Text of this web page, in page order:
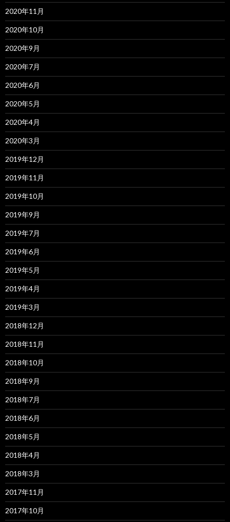
2020年11月
2020年10月
2020年9月
2020年7月
2020年6月
2020年5月
2020年4月
2020年3月
2019年12月
2019年11月
2019年10月
2019年9月
2019年7月
2019年6月
2019年5月
2019年4月
2019年3月
2018年12月
2018年11月
2018年10月
2018年9月
2018年7月
2018年6月
2018年5月
2018年4月
2018年3月
2017年11月
2017年10月